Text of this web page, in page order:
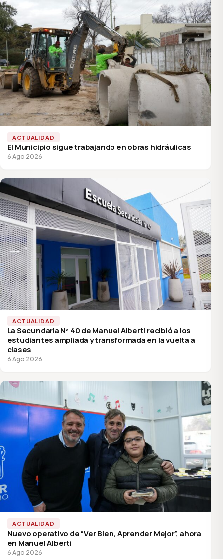
ACTUALIDAD
El Municipio sigue trabajando en obras hidráulicas
6 Ago 2026
ACTUALIDAD
La Secundaria Nº 40 de Manuel Alberti recibió a los
estudiantes ampliada y transformada en la vuelta a
clases
6 Ago 2026
ACTUALIDAD
Nuevo operativo de “Ver Bien, Aprender Mejor”, ahora
en Manuel Alberti
6 Ago 2026